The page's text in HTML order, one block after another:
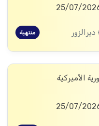
ديرالزور منتهية
الأميركية